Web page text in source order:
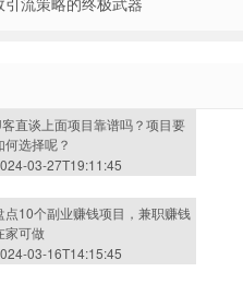
直谈上面项目靠谱吗？项目要
何选择呢？
03-27T19:11:45
点10个副业赚钱项目，兼职赚钱
家可做
03-16T14:15:45